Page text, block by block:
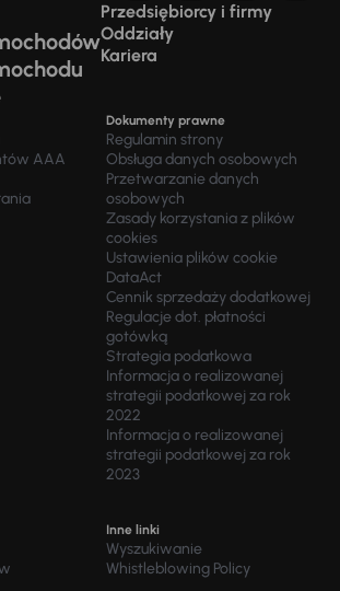
Przedsiębiorcy i firmy
Oddziały
Kariera
AAA
Dokumenty prawne
Regulamin strony
Obsługa danych osobowych
Przetwarzanie danych
osobowych
Zasady korzystania z plików
cookies
Ustawienia plików cookie
DataAct
Cennik sprzedaży dodatkowej
Regulacje dot. płatności
gotówką
Strategia podatkowa
Informacja o realizowanej
strategii podatkowej za rok
2022
Informacja o realizowanej
strategii podatkowej za rok
2023
Inne linki
Wyszukiwanie
Whistleblowing Policy